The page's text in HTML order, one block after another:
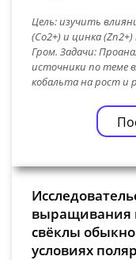
Цель: изучить
(Co2+) и цинка
Гром. Задачи:
источники по теме
кобальта на рост
выращивания
свёклы
условиях